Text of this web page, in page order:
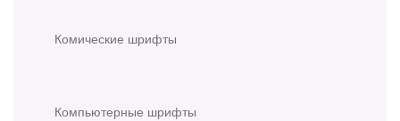
Комические шрифты
Компьютерные шрифты